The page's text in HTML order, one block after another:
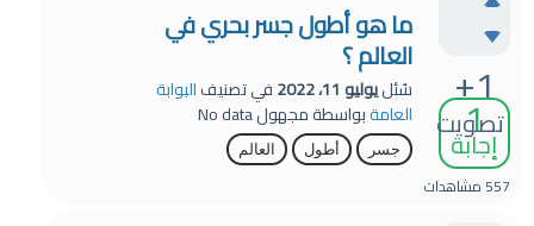
+1
تصويت
1
إجابة
557مشاهدات
ما هو أطول جسر بحري في
العالم ؟
سُئليوليو 11، 2022 في تصنيفالبوابة
العامةبواسطةمجهولNo data
جسر أطول العالم